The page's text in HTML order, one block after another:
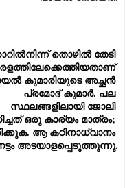
തൊഴിൽ തേടി
കുമാരിയുടെ അച്ഛൻ
പ്രമോദ് കുമാർ. പല
സ്ഥലങ്ങളിലായി ജോലി
ഒരു കാര്യം മാത്രം;
ആ കഠിനാധ്വാനം
അടയാളപ്പെടുത്തുന്നു.